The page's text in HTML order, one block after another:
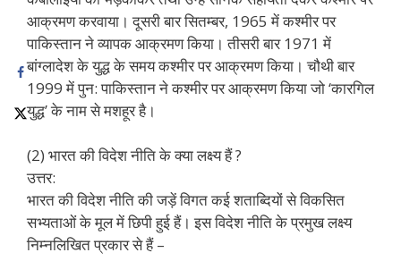
आक्रमण करवाया। दूसरी बार सितम्बर, 1965 में कश्मीर पर
पाकिस्तान ने व्यापक आक्रमण किया। तीसरी बार 1971 में
बांग्लादेश के युद्ध के समय कश्मीर पर आक्रमण किया। चौथी बार
1999 में पुन: पाकिस्तान ने कश्मीर पर आक्रमण किया जो ‘कारगिल
युद्ध’ के नाम से मशहूर है।
(2) भारत की विदेश नीति के क्या लक्ष्य हैं ?
उत्तर:
भारत की विदेश नीति की जड़ें विगत कई शताब्दियों से विकसित
सभ्यताओं के मूल में छिपी हुई हैं। इस विदेश नीति के प्रमुख लक्ष्य
निम्नलिखित प्रकार से हैं –